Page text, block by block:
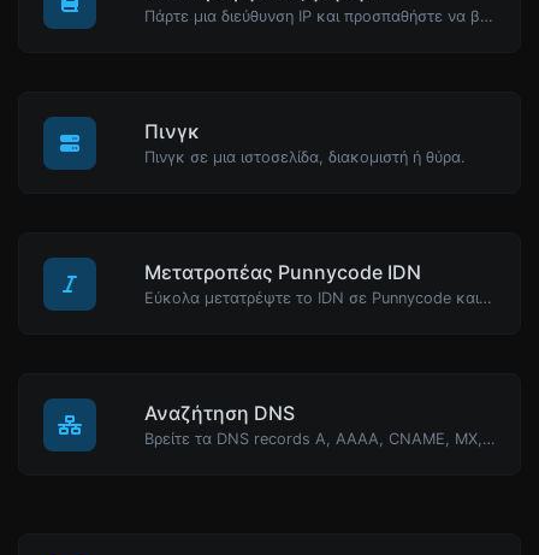
Πάρτε μια διεύθυνση IP και προσπαθήστε να βρείτε το domain/host που σχετίζεται με αυτήν.
Πινγκ
Πινγκ σε μια ιστοσελίδα, διακομιστή ή θύρα.
Μετατροπέας Punnycode IDN
Εύκολα μετατρέψτε το IDN σε Punnycode και πίσω.
Αναζήτηση DNS
Βρείτε τα DNS records A, AAAA, CNAME, MX, NS, TXT, SOA ενός host.